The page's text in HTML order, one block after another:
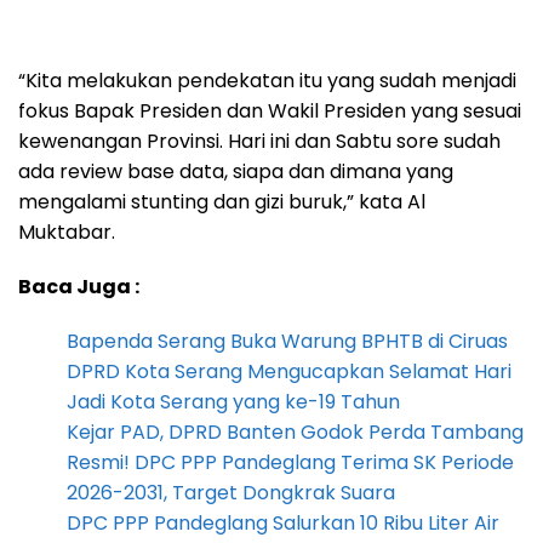
“Kita melakukan pendekatan itu yang sudah menjadi
fokus Bapak Presiden dan Wakil Presiden yang sesuai
kewenangan Provinsi. Hari ini dan Sabtu sore sudah
ada review base data, siapa dan dimana yang
mengalami stunting dan gizi buruk,” kata Al
Muktabar.
Baca Juga :
Bapenda Serang Buka Warung BPHTB di Ciruas
DPRD Kota Serang Mengucapkan Selamat Hari
Jadi Kota Serang yang ke-19 Tahun
Kejar PAD, DPRD Banten Godok Perda Tambang
Resmi! DPC PPP Pandeglang Terima SK Periode
2026-2031, Target Dongkrak Suara
DPC PPP Pandeglang Salurkan 10 Ribu Liter Air